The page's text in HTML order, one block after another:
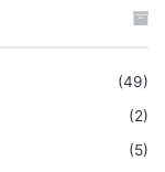
(49)
(2)
(5)